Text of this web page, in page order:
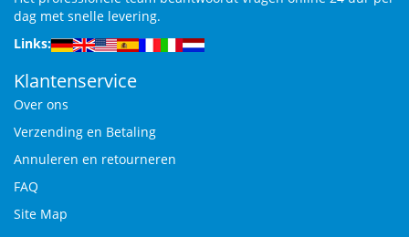
dag met snelle levering.
Links:
Klantenservice
Over ons
Verzending en Betaling
Annuleren en retourneren
FAQ
Site Map